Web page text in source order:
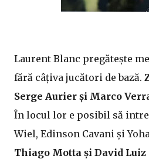
Laurent Blanc pregătește
fără câțiva jucători de bază.
Serge Aurier și Marco
În locul lor e posibil să intre
Wiel, Edinson Cavani și
Thiago Motta și David